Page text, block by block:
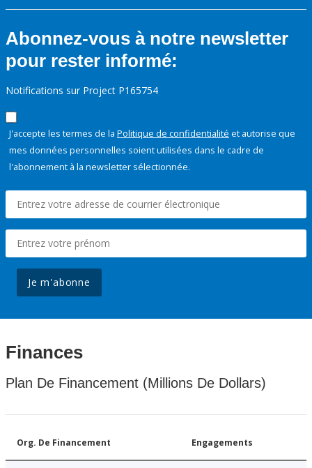
Abonnez-vous à notre newsletter
pour rester informé:
Notifications sur Project P165754
J'accepte les termes de la Politique de confidentialité et autorise que
mes données personnelles soient utilisées dans le cadre de
l'abonnement à la newsletter sélectionnée.
Je m'abonne
Finances
Plan De Financement (Millions De Dollars)
Org. De Financement Engagements